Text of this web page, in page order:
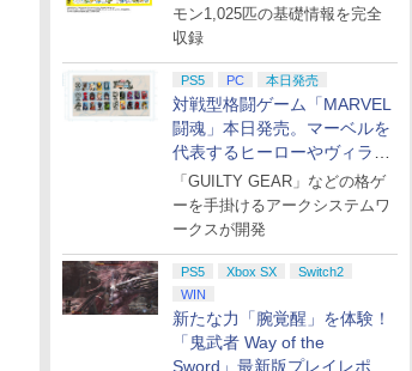
モン1,025匹の基礎情報を完全
収録
PS5 PC 本日発売
対戦型格闘ゲーム「MARVEL
闘魂」本日発売。マーベルを
代表するヒーローやヴィラン
たちが登場
「GUILTY GEAR」などの格ゲ
ーを手掛けるアークシステムワ
ークスが開発
PS5 Xbox SX
Switch2
WIN
新たな力「腕覚醒」を体験！
「鬼武者 Way of the
Sword」最新版プレイレポー